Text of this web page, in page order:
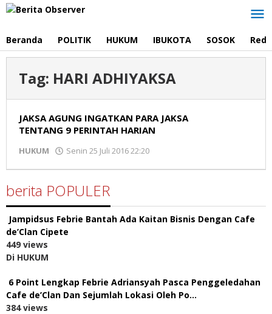
Lewati
Beranda POLITIK HUKUM IBUKOTA SOSOK
Tag: HARI ADHIYAKSA
JAKSA AGUNG INGATKAN PARA JAKSA
TENTANG 9 PERINTAH HARIAN
HUKUM Senin 25 Juli 2016 22:20
berita POPULER
Jampidsus Febrie Bantah Ada Kaitan Bisnis Dengan Cafe
de’Clan Cipete
449 views
Di HUKUM
6 Point Lengkap Febrie Adriansyah Pasca Penggeledahan
Cafe de’Clan Dan Sejumlah Lokasi Oleh Po…
384 views